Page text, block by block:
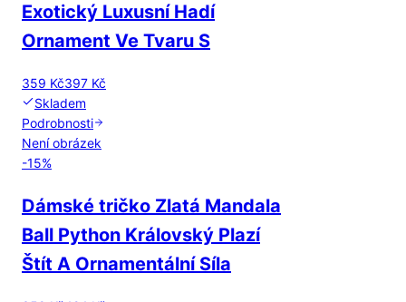
Exotický Luxusní Hadí
Ornament Ve Tvaru S
359 Kč397 Kč
Skladem
Podrobnosti
Není obrázek
-15%
Dámské tričko Zlatá Mandala
Ball Python Královský Plazí
Štít A Ornamentální Síla